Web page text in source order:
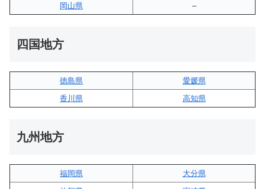
岡山県
–
四国地方
徳島県
愛媛県
香川県
高知県
九州地方
福岡県
大分県